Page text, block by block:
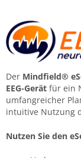
Der Mindfield®
EEG-Gerät für ein
umfangreicher
intuitive Nutzung
Nutzen Sie den